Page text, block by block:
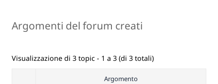
Argomenti del forum creati
Visualizzazione di 3 topic - 1 a 3 (di 3 totali)
Argomento